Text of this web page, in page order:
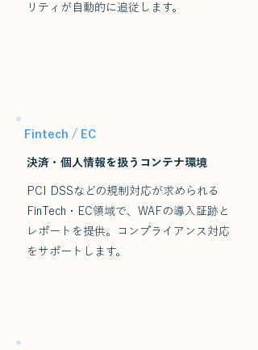
リティが自動的に追従します。
Fintech / EC
決済・個人情報を扱うコンテナ環境
PCI DSSなどの規制対応が求められる
FinTech・EC領域で、WAFの導入証跡と
レポートを提供。コンプライアンス対応
をサポートします。